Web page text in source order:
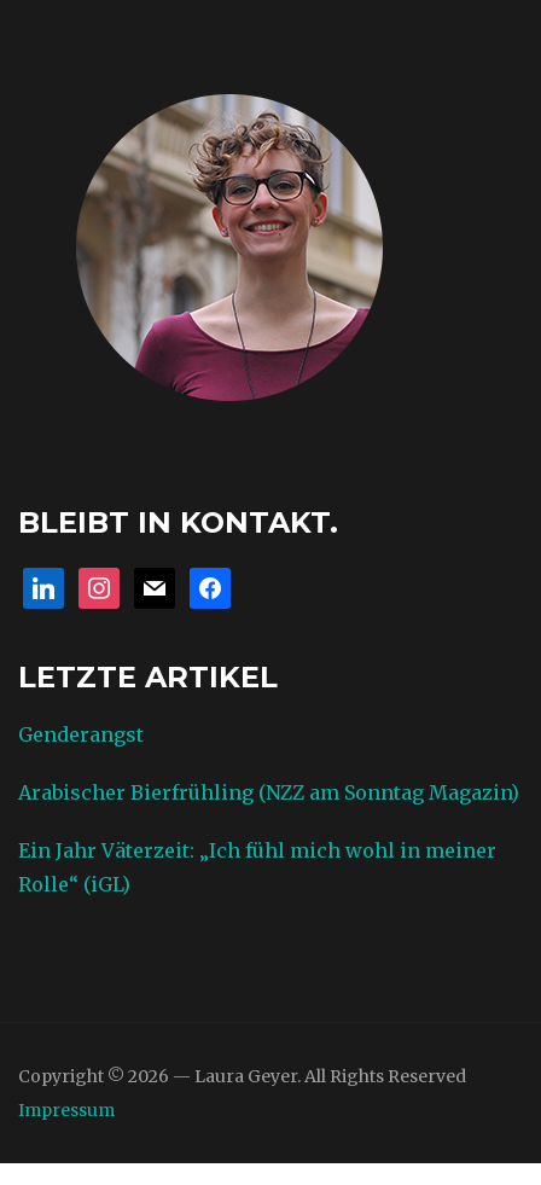
BLEIBT IN KONTAKT.
linkedininstagram
mail facebook
LETZTE ARTIKEL
Genderangst
Arabischer Bierfrühling (NZZ am Sonntag Magazin)
Ein Jahr Väterzeit: „Ich fühl mich wohl in meiner
Rolle“ (iGL)
Copyright © 2026 — Laura Geyer. All Rights Reserved
Impressum